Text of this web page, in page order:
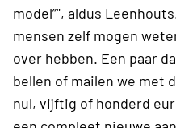
model”", aldus
mensen zelf mogen
over hebben. Een paar
bellen of mailen we met
nul, vijftig of honderd